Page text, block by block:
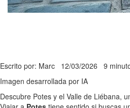
Escrito por: Marc 12/03/2026 9
Imagen desarrollada por IA
Descubre Potes y el Valle de Liébana,